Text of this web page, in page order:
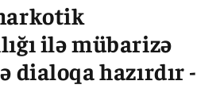
ilə mübarizə
dialoqa hazırdır -